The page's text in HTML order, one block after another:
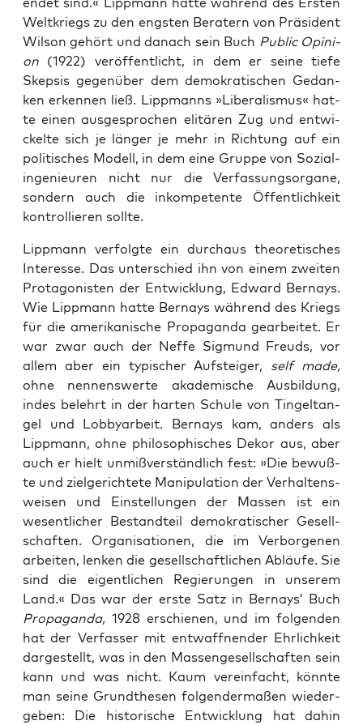
Welt­kriegs zu den engs­ten Bera­tern von Prä­si­dent
Wil­son gehört und danach sein Buch Public Opi­ni­
on (1922) ver­öf­fent­licht, in dem er sei­ne tie­fe
Skep­sis gegen­über dem demo­kra­ti­schen Gedan­
ken erken­nen ließ. Lipp­manns »Libe­ra­lis­mus« hat­
te einen aus­ge­spro­chen eli­tä­ren Zug und ent­wi­
ckel­te sich je län­ger je mehr in Rich­tung auf ein
poli­ti­sches Modell, in dem eine Grup­pe von Sozi­al­
in­ge­nieu­ren nicht nur die Ver­fas­sungs­or­ga­ne,
son­dern auch die inkom­pe­ten­te Öffent­lich­keit
kon­trol­lie­ren sollte.
Lipp­mann ver­folg­te ein durch­aus theo­re­ti­sches
Inter­es­se. Das unter­schied ihn von einem zwei­ten
Prot­ago­nis­ten der Ent­wick­lung, Edward Ber­nays.
Wie Lipp­mann hat­te Ber­nays wäh­rend des Kriegs
für die ame­ri­ka­ni­sche Pro­pa­gan­da gear­bei­tet. Er
war zwar auch der Nef­fe Sig­mund Freuds, vor
allem aber ein typi­scher Auf­stei­ger, self made,
ohne nen­nens­wer­te aka­de­mi­sche Aus­bil­dung,
indes belehrt in der har­ten Schu­le von Tin­gel­tan­
gel und Lob­by­ar­beit. Ber­nays kam, anders als
Lipp­mann, ohne phi­lo­so­phi­sches Dekor aus, aber
auch er hielt unmiß­ver­ständ­lich fest: »Die bewuß­
te und ziel­ge­rich­te­te Mani­pu­la­ti­on der Ver­hal­tens­
wei­sen und Ein­stel­lun­gen der Mas­sen ist ein
wesent­li­cher Bestand­teil demo­kra­ti­scher Gesell­
schaf­ten. Orga­ni­sa­tio­nen, die im Ver­bor­ge­nen
arbei­ten, len­ken die gesell­schaft­li­chen Abläu­fe. Sie
sind die eigent­li­chen Regie­run­gen in unse­rem
Land.« Das war der ers­te Satz in Ber­nays’ Buch
Pro­pa­gan­da, 1928 erschie­nen, und im fol­gen­den
hat der Ver­fas­ser mit ent­waff­nen­der Ehr­lich­keit
dar­ge­stellt, was in den Mas­sen­ge­sell­schaf­ten sein
kann und was nicht. Kaum ver­ein­facht, könn­te
man sei­ne Grund­the­sen fol­gen­der­ma­ßen wie­der­
ge­ben: Die his­to­ri­sche Ent­wick­lung hat dahin